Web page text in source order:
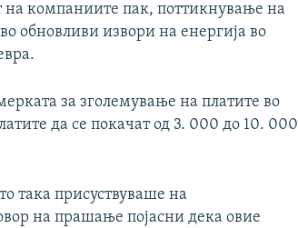
компаниите пак, поттикнување на
обновливи извори на енергија во
за зголемување на платите во
да се покачат од 3. 000 до 10. 000
така присуствуваше на
на прашање појасни дека овие